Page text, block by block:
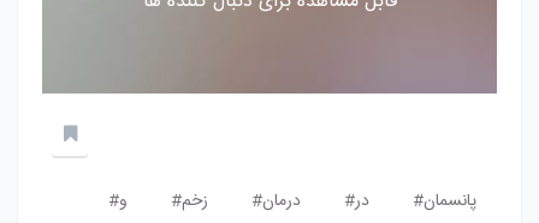
پانسمان# در# درمان# زخم# و#